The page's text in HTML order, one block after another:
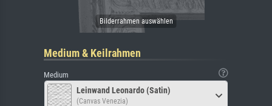
Medium & Keilrahmen
Medium
Leinwand Leonardo (Satin)
(Canvas Venezia)